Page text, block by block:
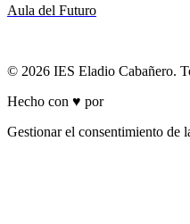
Aula del Futuro
© 2026 IES Eladio Cabañero.
Hecho con ♥ por
Gestionar el consentimiento de